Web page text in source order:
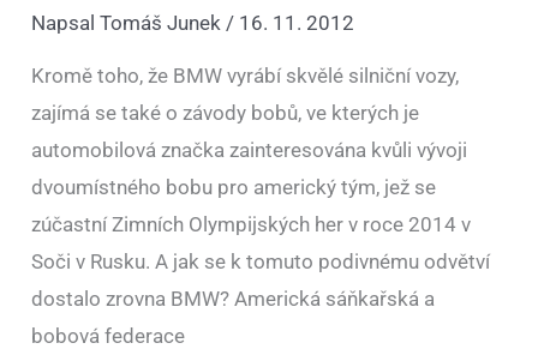
NapsalTomáš Junek/ 16. 11. 2012
Kromě toho, že BMW vyrábí skvělé silniční vozy,
zajímá se také o závody bobů, ve kterých je
automobilová značka zainteresována kvůli vývoji
dvoumístného bobu pro americký tým, jež se
zúčastní Zimních Olympijských her v roce 2014 v
Soči v Rusku. A jak se k tomuto podivnému odvětví
dostalo zrovna BMW? Americká sáňkařská a
bobová federace